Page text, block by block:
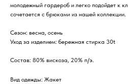
молодежный гардероб и легко подойдет к
сочетается с брюками из нашей коллекции.
Сезон: весна, осень
Уход за изделием: бережная стирка 30t
Состав: 80% вискоза, 20% п/э.
Вид одежды: Жакет